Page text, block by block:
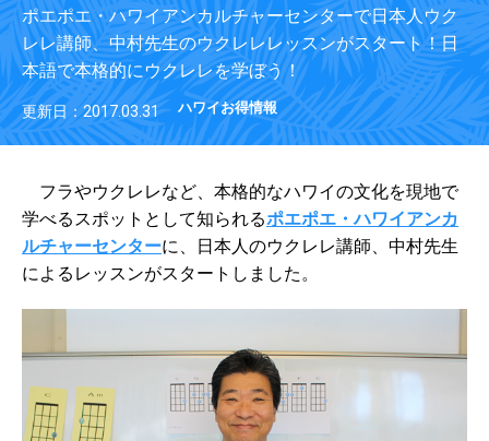
ポエポエ・ハワイアンカルチャーセンターで日本人ウク
レレ講師、中村先生のウクレレレッスンがスタート！日
本語で本格的にウクレレを学ぼう！
更新日：2017.03.31 ハワイお得情報
フラやウクレレなど、本格的なハワイの文化を現地で
学べるスポットとして知られるポエポエ・ハワイアンカ
ルチャーセンターに、日本人のウクレレ講師、中村先生
によるレッスンがスタートしました。